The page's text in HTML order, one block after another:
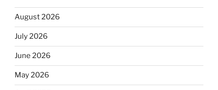
August 2026
July 2026
June 2026
May 2026